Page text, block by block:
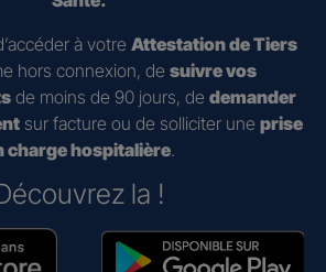
à votre Attestation de Tiers
hors connexion, de suivre vos
de moins de 90 jours, de demander
sur facture ou de solliciter une prise
charge hospitalière.
la !